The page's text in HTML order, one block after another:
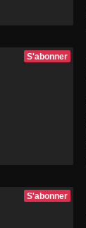
S'abonner
S'abonner